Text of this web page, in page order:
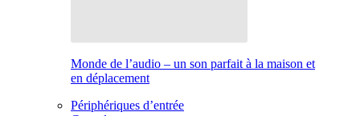
Monde de l’audio – un son parfait à la maison et
en déplacement
Périphériques d’entrée